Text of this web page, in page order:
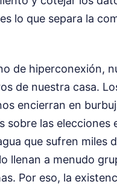
lo que separa la
de hiperconexión,
de nuestra casa.
encierran en
sobre las
que sufren miles
llenan a menudo
Por eso, la